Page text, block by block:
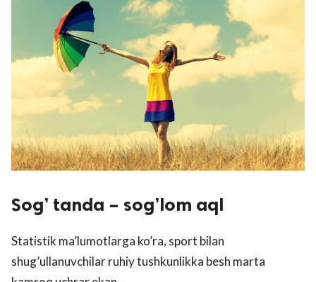
Sog’ tanda – sog’lom aql
Statistik ma’lumotlarga ko’ra, sport bilan
shug’ullanuvchilar ruhiy tushkunlikka besh marta